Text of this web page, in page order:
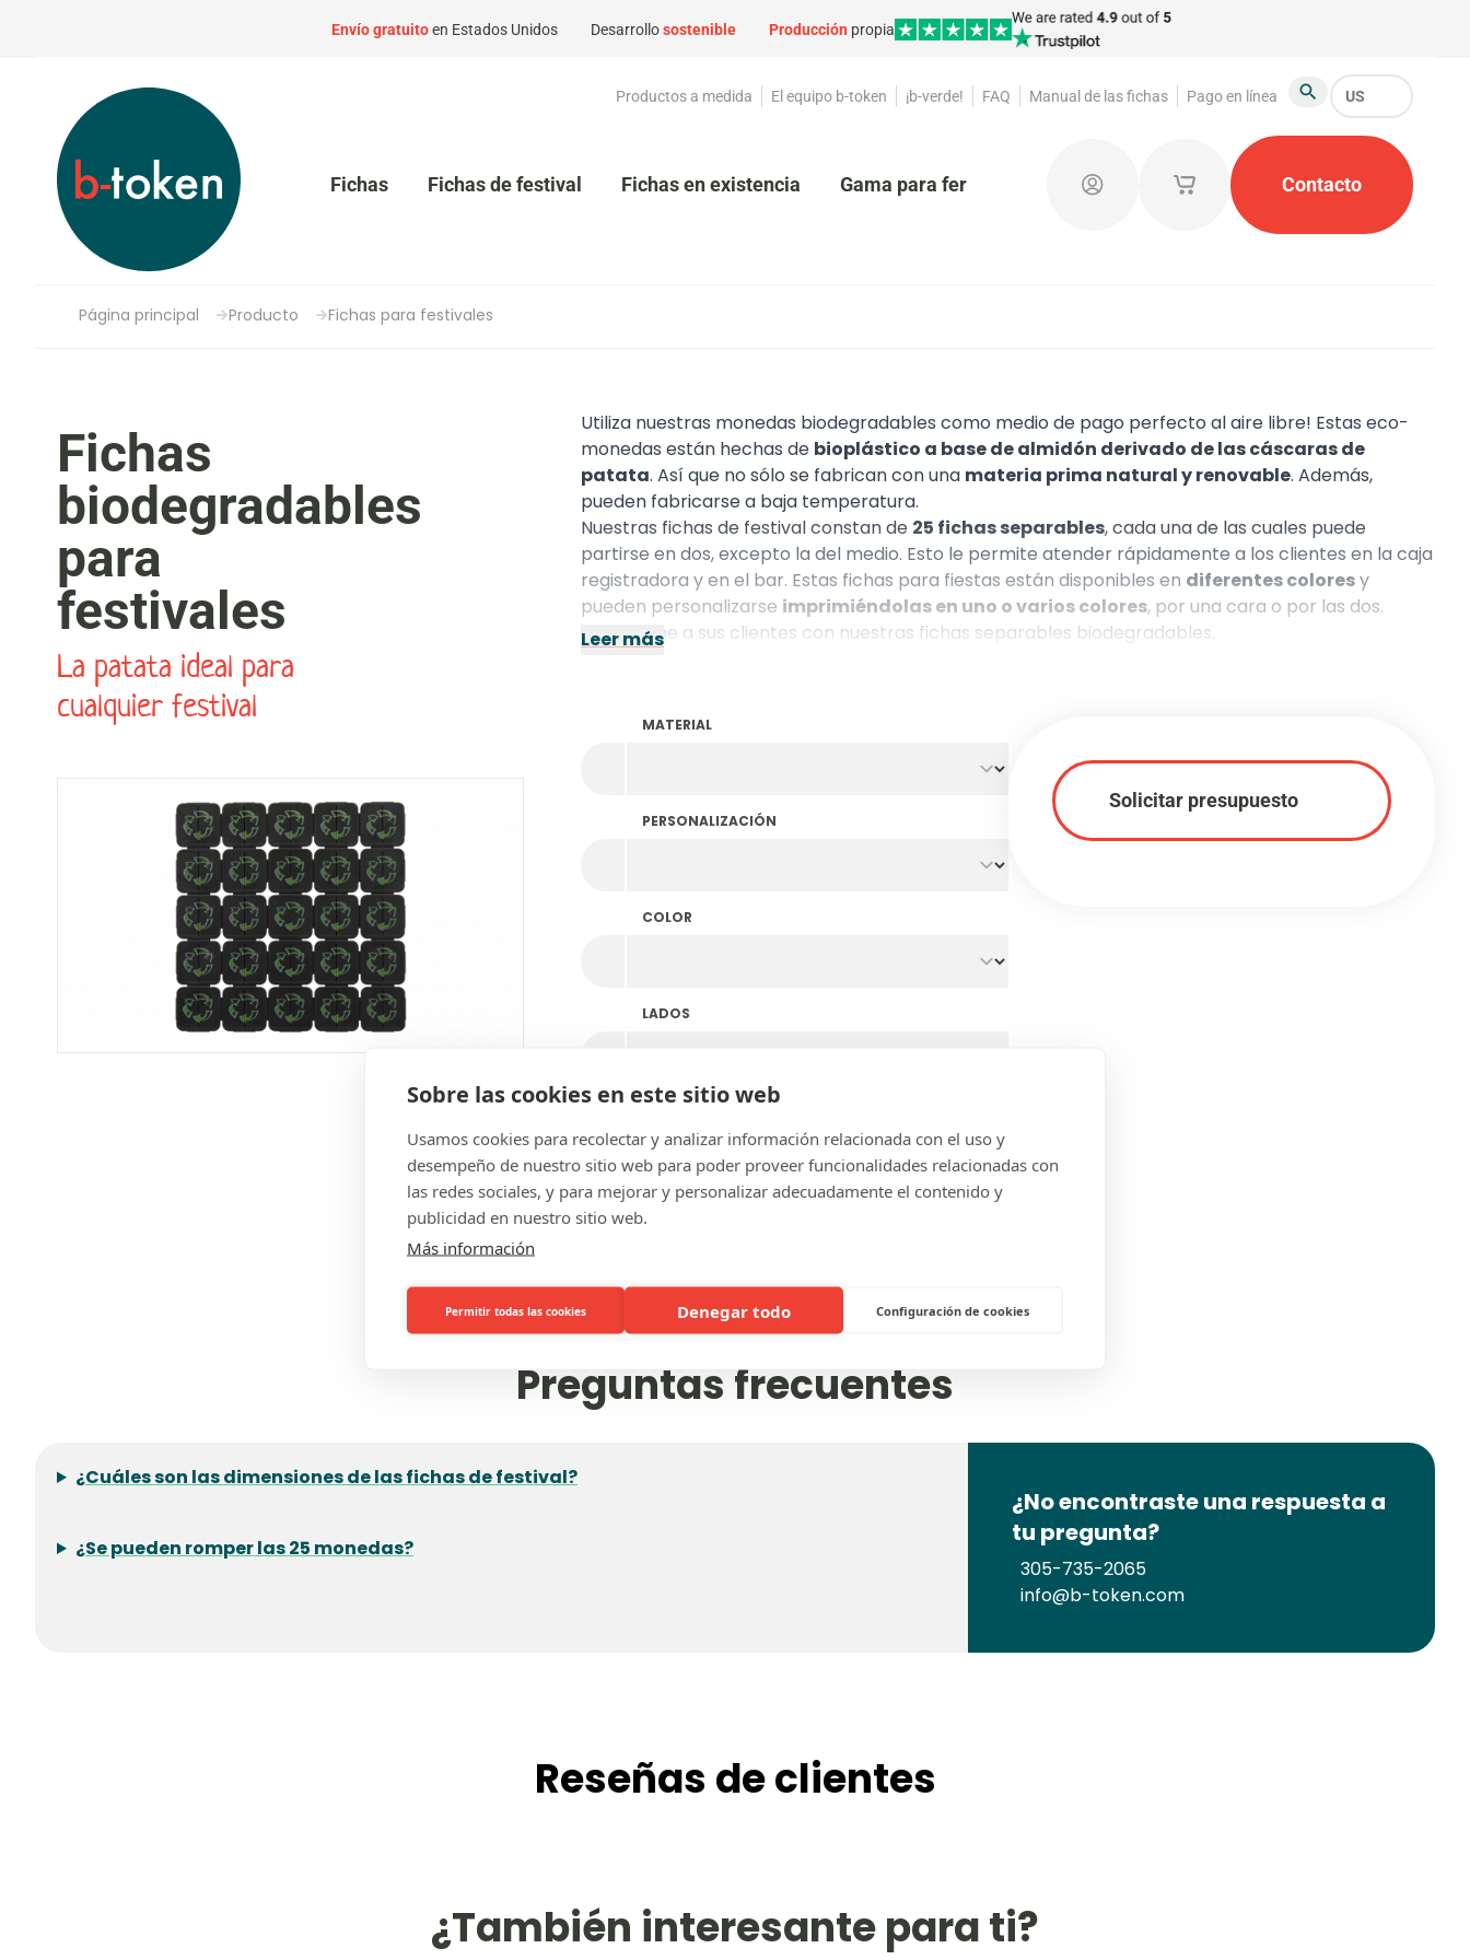
Sobre las cookies en este sitio web
Usamos cookies para recolectar y analizar información relacionada con el uso y
desempeño de nuestro sitio web para poder proveer funcionalidades relacionadas con
las redes sociales, y para mejorar y personalizar adecuadamente el contenido y
publicidad en nuestro sitio web.
Más información
Permitir todas las cookies Denegar todo Configuración de cookies
Envío gratuitoen Estados Unidos Desarrollosostenible Producción propia
Productos a medida El equipo b-token ¡b-verde! FAQ Manual de las fichas Pago en línea
Buscar
US
Fichas Fichas de festival Fichas en existencia Gama para ferias Fichas para guardarropa Productos
Iniciar sesiónMis carritos de compras guardados
Contacto
Página principal Producto Fichas para festivales
Fichas
biodegradables
para
festivales
La patata ideal para
cualquier festival
Utiliza nuestras monedas biodegradables como medio de pago perfecto al aire libre! Estas eco-
monedas están hechas de bioplástico a base de almidón derivado de las cáscaras de
patata. Así que no sólo se fabrican con una materia prima natural y renovable. Además,
pueden fabricarse a baja temperatura.
Nuestras fichas de festival constan de 25 fichas separables, cada una de las cuales puede
partirse en dos, excepto la del medio. Esto le permite atender rápidamente a los clientes en la caja
registradora y en el bar. Estas fichas para fiestas están disponibles en diferentes coloresy
pueden personalizarse imprimiéndolas en uno o varios colores, por una cara o por las dos.
Impresione a sus clientes con nuestras fichas separables biodegradables.
Leer más
MATERIAL
PERSONALIZACIÓN
COLOR
LADOS
Solicitar presupuesto
Preguntas frecuentes
¿Cuáles son las dimensiones de las fichas de festival?
¿Se pueden romper las 25 monedas?
¿No encontraste una respuesta a
tu pregunta?
305-735-2065
info@b-token.com
Reseñas de clientes
¿También interesante para ti?